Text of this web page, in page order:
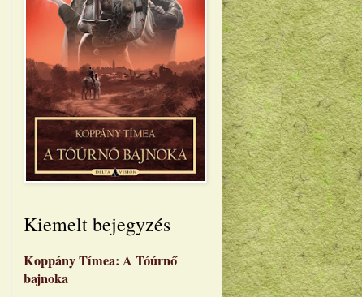
Kiemelt bejegyzés
Koppány Tímea: A Tóúrnő
bajnoka